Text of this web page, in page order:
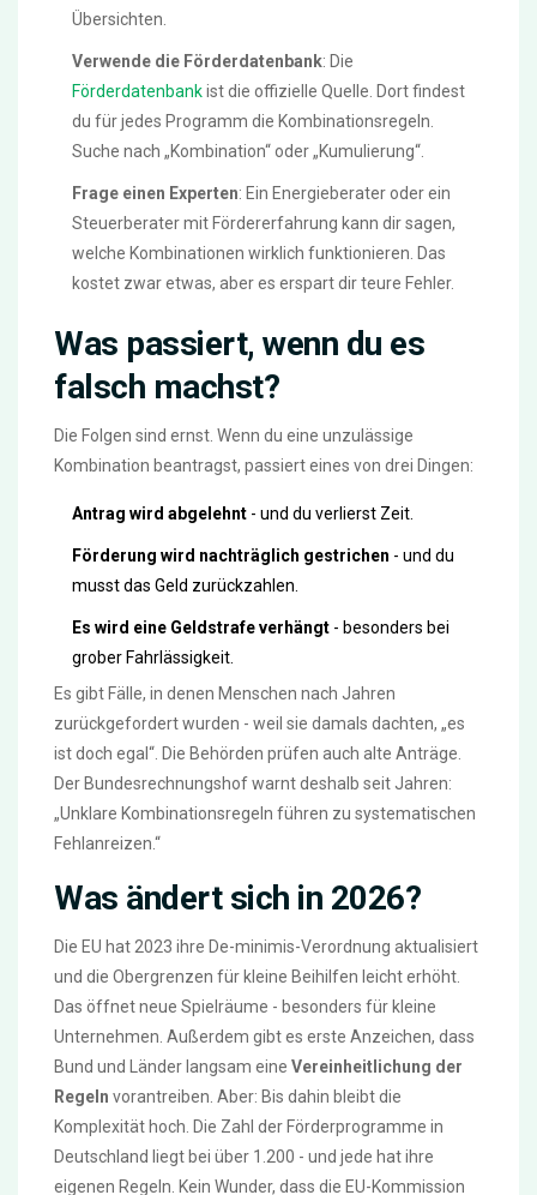
Übersichten.
Verwende die Förderdatenbank: Die
Förderdatenbankist die offizielle Quelle. Dort findest
du für jedes Programm die Kombinationsregeln.
Suche nach „Kombination“ oder „Kumulierung“.
Frage einen Experten: Ein Energieberater oder ein
Steuerberater mit Fördererfahrung kann dir sagen,
welche Kombinationen wirklich funktionieren. Das
kostet zwar etwas, aber es erspart dir teure Fehler.
Was passiert, wenn du es
falsch machst?
Die Folgen sind ernst. Wenn du eine unzulässige
Kombination beantragst, passiert eines von drei Dingen:
Antrag wird abgelehnt - und du verlierst Zeit.
Förderung wird nachträglich gestrichen - und du
musst das Geld zurückzahlen.
Es wird eine Geldstrafe verhängt - besonders bei
grober Fahrlässigkeit.
Es gibt Fälle, in denen Menschen nach Jahren
zurückgefordert wurden - weil sie damals dachten, „es
ist doch egal“. Die Behörden prüfen auch alte Anträge.
Der Bundesrechnungshof warnt deshalb seit Jahren:
„Unklare Kombinationsregeln führen zu systematischen
Fehlanreizen.“
Was ändert sich in 2026?
Die EU hat 2023 ihre De-minimis-Verordnung aktualisiert
und die Obergrenzen für kleine Beihilfen leicht erhöht.
Das öffnet neue Spielräume - besonders für kleine
Unternehmen. Außerdem gibt es erste Anzeichen, dass
Bund und Länder langsam eine Vereinheitlichung der
Regeln vorantreiben. Aber: Bis dahin bleibt die
Komplexität hoch. Die Zahl der Förderprogramme in
Deutschland liegt bei über 1.200 - und jede hat ihre
eigenen Regeln. Kein Wunder, dass die EU-Kommission